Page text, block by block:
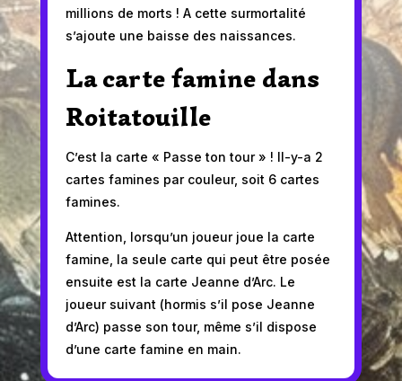
millions de morts ! A cette surmortalité
s’ajoute une baisse des naissances.
La carte famine dans
Roitatouille
C’est la carte « Passe ton tour » ! Il-y-a 2
cartes famines par couleur, soit 6 cartes
famines.
Attention, lorsqu’un joueur joue la carte
famine, la seule carte qui peut être posée
ensuite est la carte Jeanne d’Arc. Le
joueur suivant (hormis s’il pose Jeanne
d’Arc) passe son tour, même s’il dispose
d’une carte famine en main.